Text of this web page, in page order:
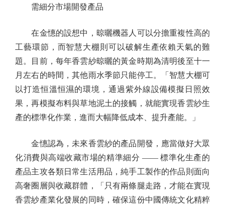
需細分市場開發產品
在金憓的設想中，晾曬機器人可以分擔重複性高的
工藝環節，而智慧大棚則可以破解生產依賴天氣的難
題。目前，每年香雲紗晾曬的黃金時期為清明後至十一
月左右的時間，其他雨水季節只能停工。「智慧大棚可
以打造恒溫恒濕的環境，通過紫外線設備模擬日照效
果，再模擬布料與草地泥土的接觸，就能實現香雲紗生
產的標準化作業，進而大幅降低成本、提升產能。」
金憓認為，未來香雲紗的產品開發，應當做好大眾
化消費與高端收藏市場的精準細分 —— 標準化生產的
產品主攻各類日常生活用品，純手工製作的作品則面向
高奢圈層與收藏群體，「只有兩條腿走路，才能在實現
香雲紗產業化發展的同時，確保這份中國傳統文化精粹